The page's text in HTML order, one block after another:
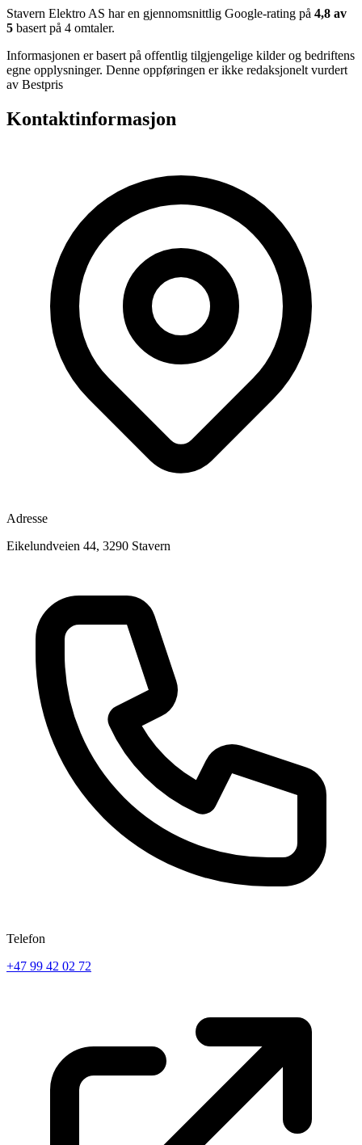
Stavern Elektro AS har en gjennomsnittlig Google-rating på 4,8 av
5 basert på 4 omtaler.
Informasjonen er basert på offentlig tilgjengelige kilder og bedriftens
egne opplysninger. Denne oppføringen er ikke redaksjonelt vurdert
av Bestpris
Kontaktinformasjon
Adresse
Eikelundveien 44, 3290 Stavern
Telefon
+47 99 42 02 72